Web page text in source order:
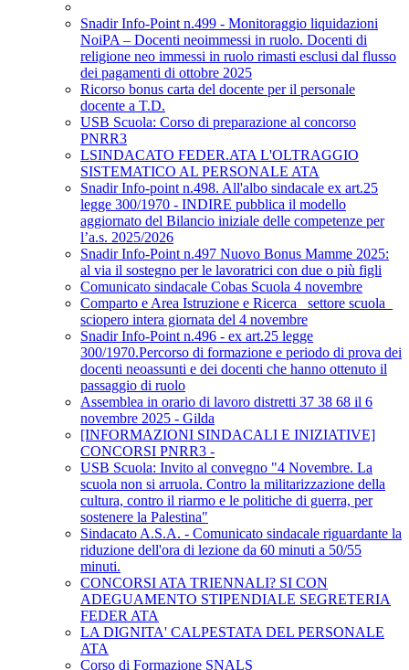
Snadir Info-Point n.499 - Monitoraggio liquidazioni
NoiPA – Docenti neoimmessi in ruolo. Docenti di
religione neo immessi in ruolo rimasti esclusi dal flusso
dei pagamenti di ottobre 2025
Ricorso bonus carta del docente per il personale
docente a T.D.
USB Scuola: Corso di preparazione al concorso
PNRR3
LSINDACATO FEDER.ATA L'OLTRAGGIO
SISTEMATICO AL PERSONALE ATA
Snadir Info-point n.498. All'albo sindacale ex art.25
legge 300/1970 - INDIRE pubblica il modello
aggiornato del Bilancio iniziale delle competenze per
l’a.s. 2025/2026
Snadir Info-Point n.497 Nuovo Bonus Mamme 2025:
al via il sostegno per le lavoratrici con due o più figli
Comunicato sindacale Cobas Scuola 4 novembre
Comparto e Area Istruzione e Ricerca_ settore scuola_
sciopero intera giornata del 4 novembre
Snadir Info-Point n.496 - ex art.25 legge
300/1970.Percorso di formazione e periodo di prova dei
docenti neoassunti e dei docenti che hanno ottenuto il
passaggio di ruolo
Assemblea in orario di lavoro distretti 37 38 68 il 6
novembre 2025 - Gilda
[INFORMAZIONI SINDACALI E INIZIATIVE]
CONCORSI PNRR3 -
USB Scuola: Invito al convegno "4 Novembre. La
scuola non si arruola. Contro la militarizzazione della
cultura, contro il riarmo e le politiche di guerra, per
sostenere la Palestina"
Sindacato A.S.A. - Comunicato sindacale riguardante la
riduzione dell'ora di lezione da 60 minuti a 50/55
minuti.
CONCORSI ATA TRIENNALI? SI CON
ADEGUAMENTO STIPENDIALE SEGRETERIA
FEDER ATA
LA DIGNITA' CALPESTATA DEL PERSONALE
ATA
Corso di Formazione SNALS